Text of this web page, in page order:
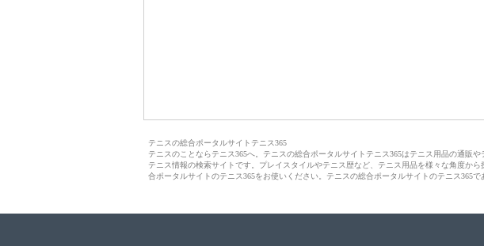
テニスの総合ポータルサイトテニス365
テニスのことならテニス365へ。テニスの総合ポータルサイトテニス365はテニス用品の通販
テニス情報の検索サイトです。プレイスタイルやテニス歴など、テニス用品を様々な角度か
合ポータルサイトのテニス365をお使いください。テニスの総合ポータルサイトのテニス365で